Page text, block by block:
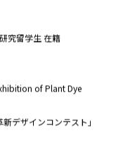
究留学生 在籍
of Plant Dye
ザインコンテスト」